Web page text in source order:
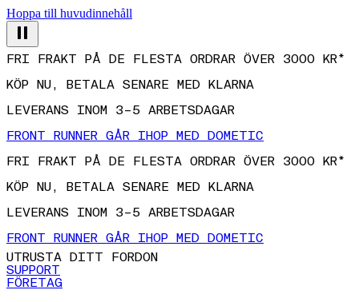
Hoppa till huvudinnehåll
FRI FRAKT PÅ DE FLESTA ORDRAR ÖVER 3000 KR*
KÖP NU, BETALA SENARE MED KLARNA
LEVERANS INOM 3–5 ARBETSDAGAR
FRONT RUNNER GÅR IHOP MED DOMETIC
FRI FRAKT PÅ DE FLESTA ORDRAR ÖVER 3000 KR*
KÖP NU, BETALA SENARE MED KLARNA
LEVERANS INOM 3–5 ARBETSDAGAR
FRONT RUNNER GÅR IHOP MED DOMETIC
UTRUSTA DITT FORDON
SUPPORT
FÖRETAG